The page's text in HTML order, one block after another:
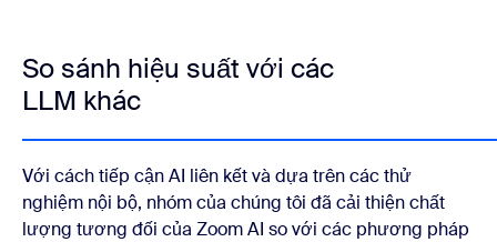
So sánh hiệu suất với các
LLM khác
Với cách tiếp cận AI liên kết và dựa trên các thử
nghiệm nội bộ, nhóm của chúng tôi đã cải thiện chất
lượng tương đối của Zoom AI so với các phương pháp